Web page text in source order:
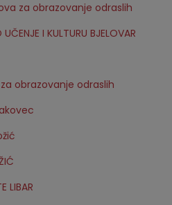
za obrazovanje odraslih
I KULTURU BJELOVAR
obrazovanje odraslih
LIBAR